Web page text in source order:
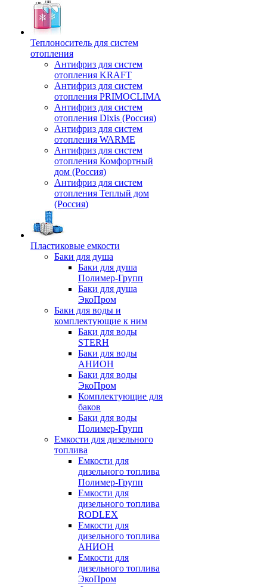
Теплоноситель для систем
отопления
Антифриз для систем
отопления KRAFT
Антифриз для систем
отопления PRIMOCLIMA
Антифриз для систем
отопления Dixis (Россия)
Антифриз для систем
отопления WARME
Антифриз для систем
отопления Комфортный
дом (Россия)
Антифриз для систем
отопления Теплый дом
(Россия)
Пластиковые емкости
Баки для душа
Баки для душа
Полимер-Групп
Баки для душа
ЭкоПром
Баки для воды и
комплектующие к ним
Баки для воды
STERH
Баки для воды
АНИОН
Баки для воды
ЭкоПром
Комплектующие для
баков
Баки для воды
Полимер-Групп
Емкости для дизельного
топлива
Емкости для
дизельного топлива
Полимер-Групп
Емкости для
дизельного топлива
RODLEX
Емкости для
дизельного топлива
АНИОН
Емкости для
дизельного топлива
ЭкоПром